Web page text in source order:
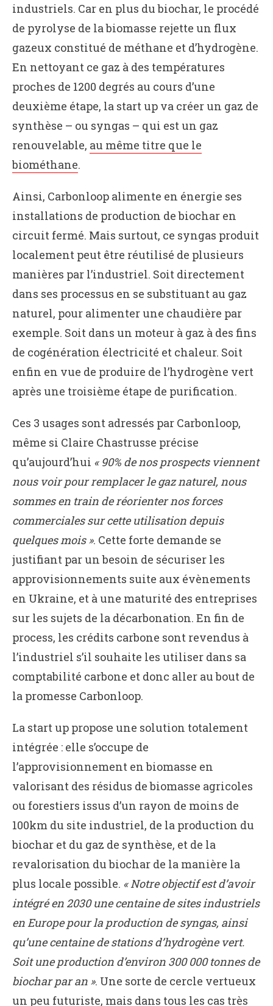
industriels. Car en plus du biochar, le procédé
de pyrolyse de la biomasse rejette un flux
gazeux constitué de méthane et d’hydrogène.
En nettoyant ce gaz à des températures
proches de 1200 degrés au cours d’une
deuxième étape, la start up va créer un gaz de
synthèse – ou syngas – qui est un gaz
renouvelable, au même titre que le
biométhane.
Ainsi, Carbonloop alimente en énergie ses
installations de production de biochar en
circuit fermé. Mais surtout, ce syngas produit
localement peut être réutilisé de plusieurs
manières par l’industriel. Soit directement
dans ses processus en se substituant au gaz
naturel, pour alimenter une chaudière par
exemple. Soit dans un moteur à gaz à des fins
de cogénération électricité et chaleur. Soit
enfin en vue de produire de l’hydrogène vert
après une troisième étape de purification.
Ces 3 usages sont adressés par Carbonloop,
même si Claire Chastrusse précise
qu’aujourd’hui « 90% de nos prospects viennent
nous voir pour remplacer le gaz naturel, nous
sommes en train de réorienter nos forces
commerciales sur cette utilisation depuis
quelques mois ». Cette forte demande se
justifiant par un besoin de sécuriser les
approvisionnements suite aux évènements
en Ukraine, et à une maturité des entreprises
sur les sujets de la décarbonation. En fin de
process, les crédits carbone sont revendus à
l’industriel s’il souhaite les utiliser dans sa
comptabilité carbone et donc aller au bout de
la promesse Carbonloop.
La start up propose une solution totalement
intégrée : elle s’occupe de
l’approvisionnement en biomasse en
valorisant des résidus de biomasse agricoles
ou forestiers issus d’un rayon de moins de
100km du site industriel, de la production du
biochar et du gaz de synthèse, et de la
revalorisation du biochar de la manière la
plus locale possible. « Notre objectif est d’avoir
intégré en 2030 une centaine de sites industriels
en Europe pour la production de syngas, ainsi
qu’une centaine de stations d’hydrogène vert.
Soit une production d’environ 300 000 tonnes de
biochar par an ». Une sorte de cercle vertueux
un peu futuriste, mais dans tous les cas très